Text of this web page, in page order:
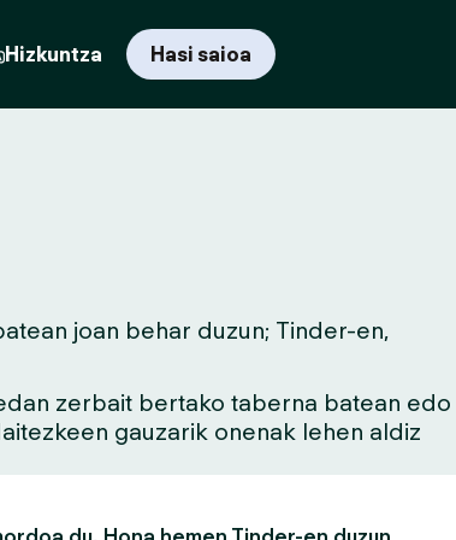
Hizkuntza Hasi saioa
joan behar duzun; Tinder-en,
zerbait bertako taberna batean edo
gauzarik onenak lehen aldiz